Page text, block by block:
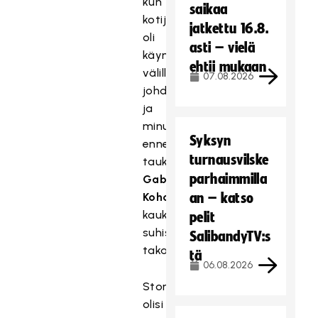
kotijoukkue
oli
käynyt
välillä
johdossa
ja
minuuttia
ennen
taukoa
Gabriel
Kohosen
kaukolaukaus
suhisi
takakulmaan.
Storvreta
olisi
saikaa
jatkettu 16.8.
asti – vielä
ehtii mukaan
07.08.2026
Syksyn
turnausvilske
parhaimmilla
an – katso
pelit
SalibandyTV:s
tä
06.08.2026